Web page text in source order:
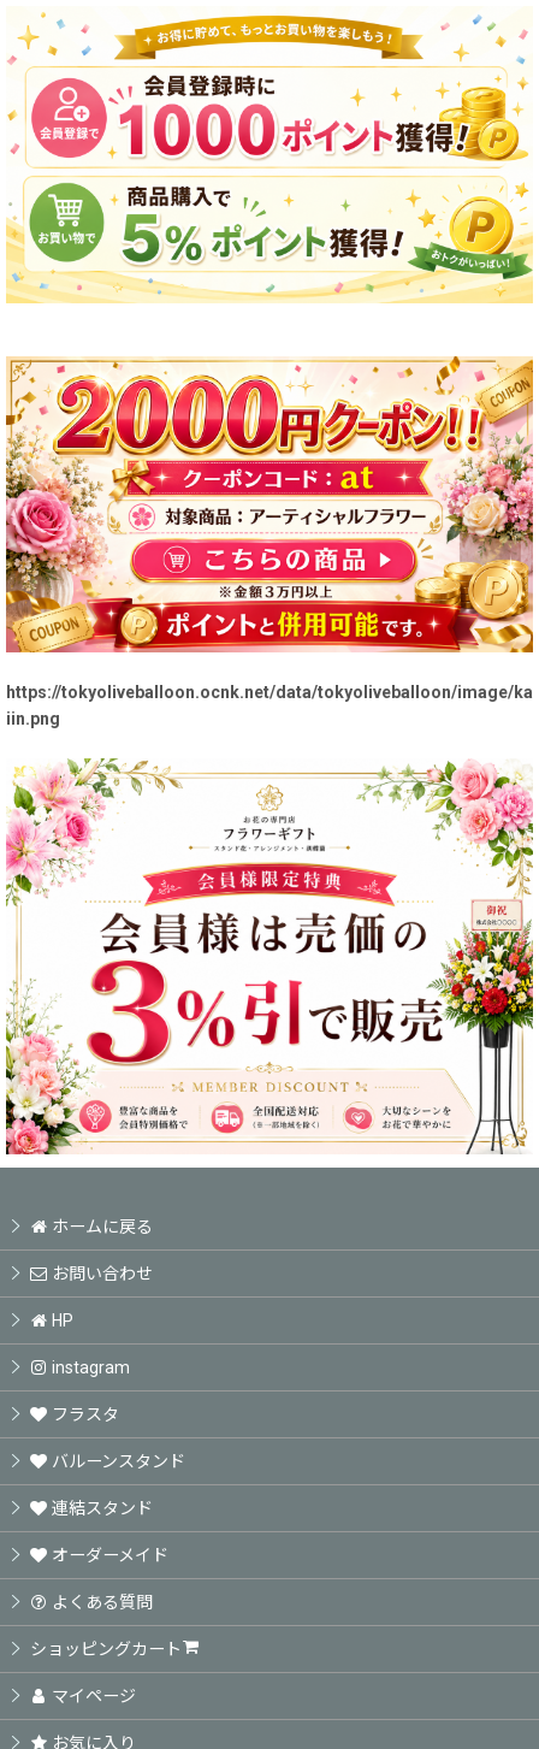
https://tokyoliveballoon.ocnk.net/data/tokyoliveballoon/image/ka
iin.png
ホームに戻る
お問い合わせ
HP
instagram
フラスタ
バルーンスタンド
連結スタンド
オーダーメイド
よくある質問
ショッピングカート
マイページ
お気に入り